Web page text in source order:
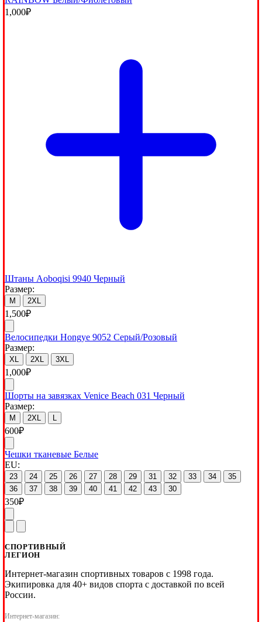
1,000₽
Штаны Aoboqisi 9940 Черный
Размер:
M 2XL
1,500₽
Велосипедки Hongye 9052 Серый/Розовый
Размер:
XL 2XL 3XL
1,000₽
Шорты на завязках Venice Beach 031 Черный
Размер:
M 2XL
600₽
Чешки тканевые Белые
EU:
23 24 25 26 27 28 29 31 32 33 34
35
36
37 38 39 40 41 42 43 30
350₽
СПОРТИВНЫЙ
ЛЕГИОН
Интернет-магазин спортивных товаров с 1998 года.
Экипировка для 40+ видов спорта с доставкой по всей
России.
Интернет-магазин: